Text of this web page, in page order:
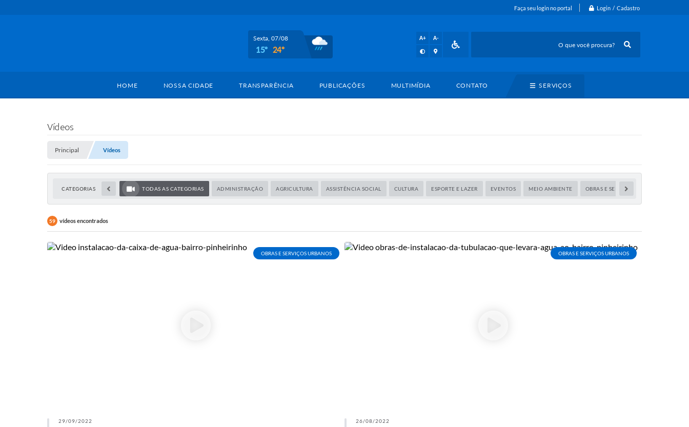
Faça seu login no portal Login / Cadastro
Sexta, 07/08
15º 24º
A+ A-
HOME NOSSA CIDADE TRANSPARÊNCIA PUBLICAÇÕES MULTIMÍDIA CONTATO SERVIÇOS
Vídeos
Principal Vídeos
CATEGORIAS TODAS AS CATEGORIAS ADMINISTRAÇÃO AGRICULTURA ASSISTÊNCIA SOCIAL CULTURA ESPORTE E LAZER EVENTOS MEIO AMBIENTE OBRAS E SERVIÇOS URBANOS
59 vídeos encontrados
OBRAS E SERVIÇOS URBANOS
29/09/2022
OBRAS E SERVIÇOS URBANOS
26/08/2022